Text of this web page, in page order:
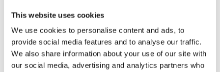
This website uses cookies
We use cookies to personalise content and ads, to
provide social media features and to analyse our traffic.
We also share information about your use of our site with
our social media, advertising and analytics partners who
Produse Similare